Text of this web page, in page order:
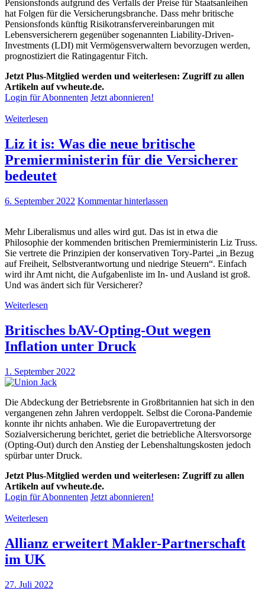
Pensionsfonds aufgrund des Verfalls der Preise für Staatsanleihen
hat Folgen für die Versicherungsbranche. Dass mehr britische
Pensionsfonds künftig Risikotransfervereinbarungen mit
Lebensversicherern gegenüber sogenannten Liability-Driven-
Investments (LDI) mit Vermögensverwaltern bevorzugen werden,
prognostiziert die Ratingagentur Fitch.
Jetzt Plus-Mitglied werden und weiterlesen: Zugriff zu allen
Artikeln auf vwheute.de.
Login für Abonnenten Jetzt abonnieren!
Weiterlesen
Liz it is: Was die neue britische
Premierministerin für die Versicherer
bedeutet
6. September 2022 Kommentar hinterlassen
Mehr Liberalismus und alles wird gut. Das ist in etwa die
Philosophie der kommenden britischen Premierministerin Liz Truss.
Sie vertrete die Prinzipien der konservativen Tory-Partei „in Bezug
auf Freiheit, Selbstverantwortung und niedrige Steuern“. Einfach
wird ihr Amt nicht, die Aufgabenliste im In- und Ausland ist groß.
Und was ändert sich für Versicherer?
Weiterlesen
Britisches bAV-Opting-Out wegen
Inflation unter Druck
1. September 2022
Die Abdeckung der Betriebsrente in Großbritannien hat sich in den
vergangenen zehn Jahren verdoppelt. Selbst die Corona-Pandemie
konnte ihr nichts anhaben. Wie die Europavertretung der
Sozialversicherung berichtet, geriet die betrieb­li­che Alters­vor­sorge
(Opting-Out) durch den Anstieg der Lebenshaltungskosten jedoch
spürbar unter Druck.
Jetzt Plus-Mitglied werden und weiterlesen: Zugriff zu allen
Artikeln auf vwheute.de.
Login für Abonnenten Jetzt abonnieren!
Weiterlesen
Allianz erweitert Makler-Partnerschaft
im UK
27. Juli 2022